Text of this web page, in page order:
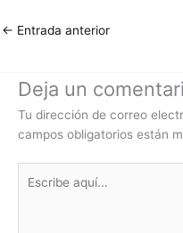
← Entrada anterior
Deja un
Tu dirección de correo
campos obligatorios están
aquí...